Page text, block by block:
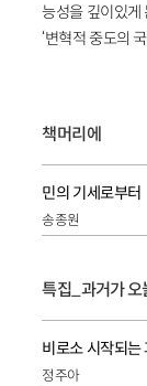
능성을 깊이있게
‘변혁적 중도의
책머리에
민의 기세로부터
송종원
특집_과거가 오
비로소 시작되는
정주아